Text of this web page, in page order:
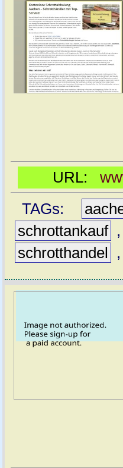
URL:
TAGs:
schrottankauf ,
schrotthandel
,